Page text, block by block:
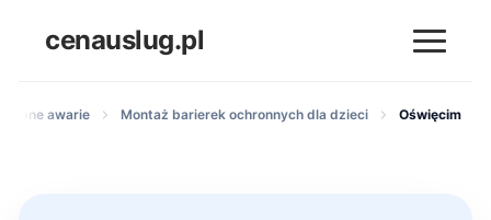
cenauslug.pl
awarie Montaż barierek ochronnych dla dzieci Oświęcim